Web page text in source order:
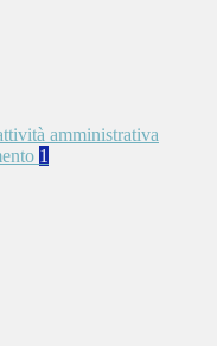
amministrativa
1